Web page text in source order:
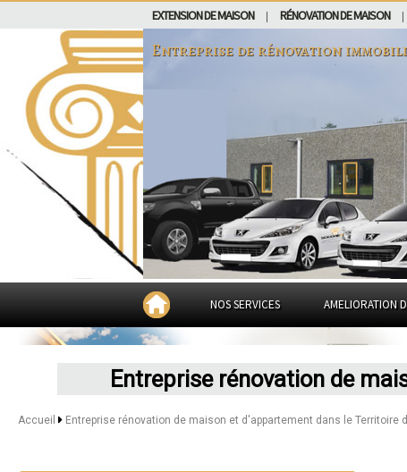
EXTENSION DE MAISON RÉNOVATION DE MAISON
Entreprise de rénovation
NOS SERVICES AMELIORATION
Entreprise rénovation de
Accueil Entreprise rénovation de maison et d'appartement dans le Territoire